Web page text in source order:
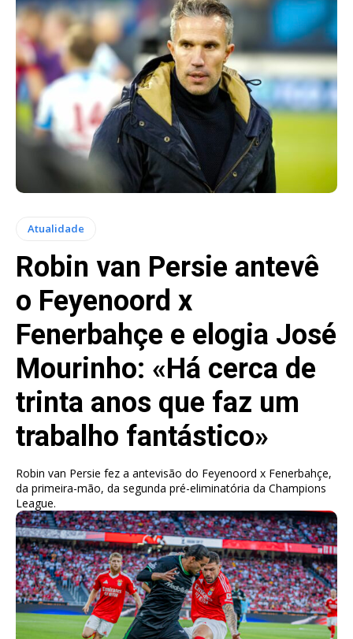
Atualidade
Robin van Persie antevê
o Feyenoord x
Fenerbahçe e elogia José
Mourinho: «Há cerca de
trinta anos que faz um
trabalho fantástico»
Robin van Persie fez a antevisão do Feyenoord x Fenerbahçe,
da primeira-mão, da segunda pré-eliminatória da Champions
League.